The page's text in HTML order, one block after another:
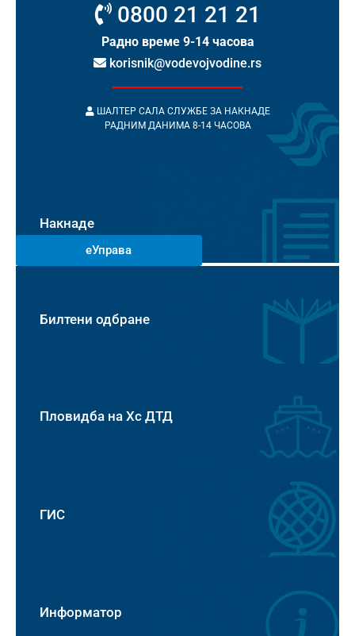
0800 21 21 21
Радно време 9-14 часова
korisnik@vodevojvodine.rs
ШАЛТЕР САЛА СЛУЖБЕ ЗА НАКНАДЕ
РАДНИМ ДАНИМА 8-14 ЧАСОВА
Накнаде
еУправа
Билтени одбране
Пловидба на Хс ДТД
ГИС
Информатор